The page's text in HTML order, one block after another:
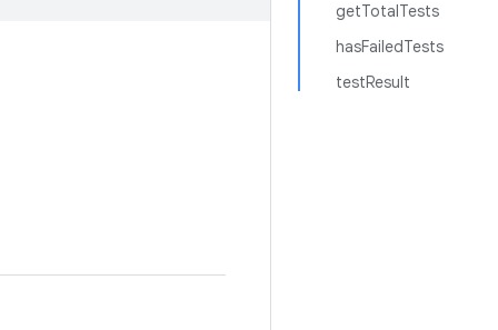
getTotalTests
hasFailedTests
testResult